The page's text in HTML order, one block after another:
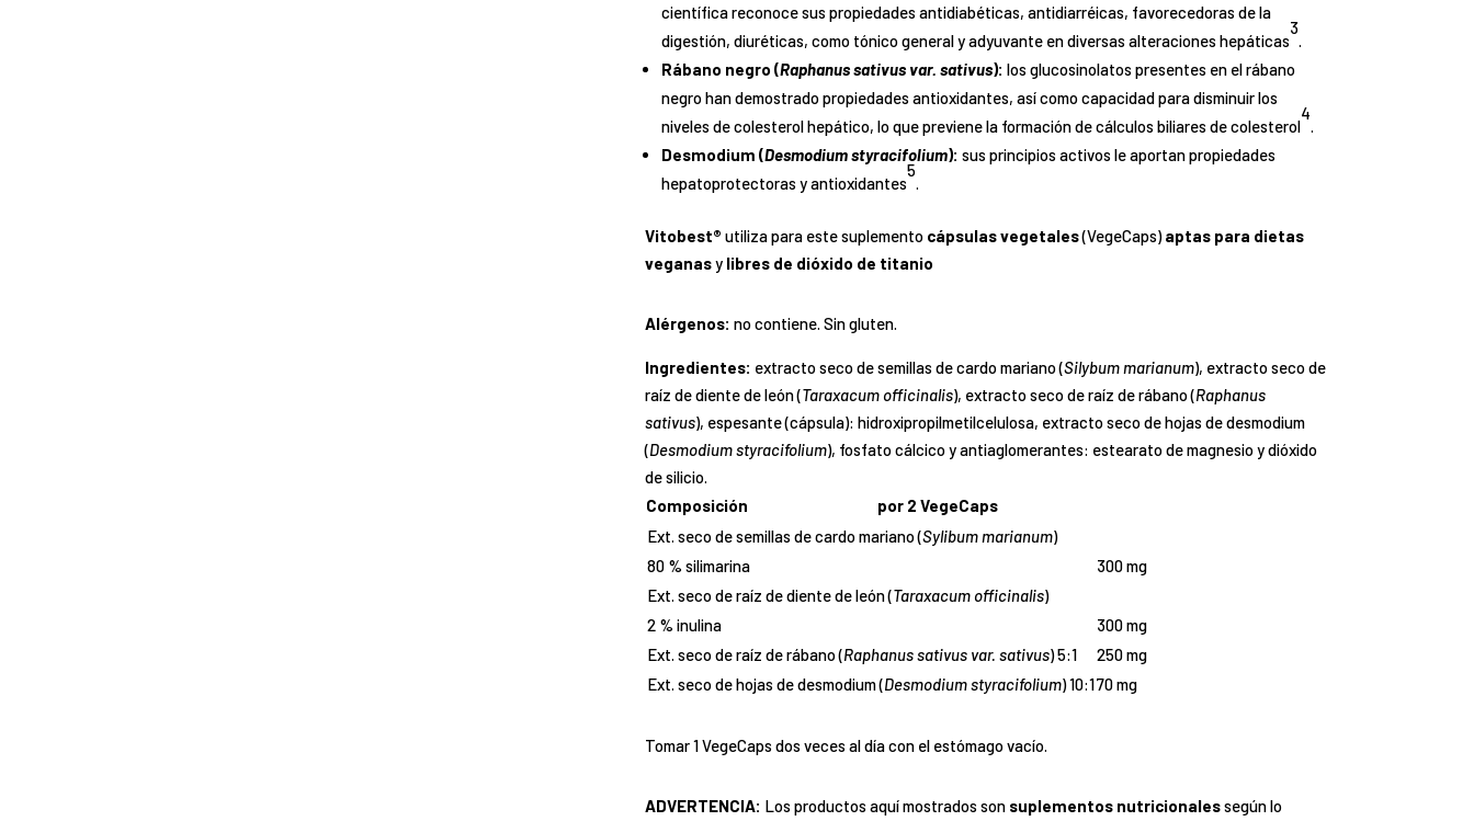
científica reconoce sus propiedades antidiabéticas, antidiarréicas, favorecedoras de la
digestión, diuréticas, como tónico general y adyuvante en diversas alteraciones hepáticas
3
.
Rábano negro (Raphanus sativus var. sativus): los glucosinolatos presentes en el rábano
negro han demostrado propiedades antioxidantes, así como capacidad para disminuir los
niveles de colesterol hepático, lo que previene la formación de cálculos biliares de colesterol
4
.
Desmodium (Desmodium styracifolium): sus principios activos le aportan propiedades
hepatoprotectoras y antioxidantes
5
.
Vitobest® utiliza para este suplemento cápsulas vegetales(VegeCaps)aptas para dietas
veganasy libres de dióxido de titanio
Alérgenos: no contiene. Sin gluten.
Ingredientes: extracto seco de semillas de cardo mariano (Silybum marianum), extracto seco de
raíz de diente de león (Taraxacum officinalis), extracto seco de raíz de rábano (Raphanus
sativus), espesante (cápsula): hidroxipropilmetilcelulosa, extracto seco de hojas de desmodium
(Desmodium styracifolium), fosfato cálcico y antiaglomerantes: estearato de magnesio y dióxido
de silicio.
Composición
por 2 VegeCaps
Ext. seco de semillas de cardo mariano (Sylibum marianum)
80 % silimarina
300 mg
Ext. seco de raíz de diente de león (Taraxacum officinalis)
2 % inulina
300 mg
Ext. seco de raíz de rábano (Raphanus sativus var. sativus) 5:1
250 mg
Ext. seco de hojas de desmodium (Desmodium styracifolium) 10:170 mg
Tomar 1 VegeCaps dos veces al día con el estómago vacío.
ADVERTENCIA: Los productos aquí mostrados son suplementos nutricionalessegún lo